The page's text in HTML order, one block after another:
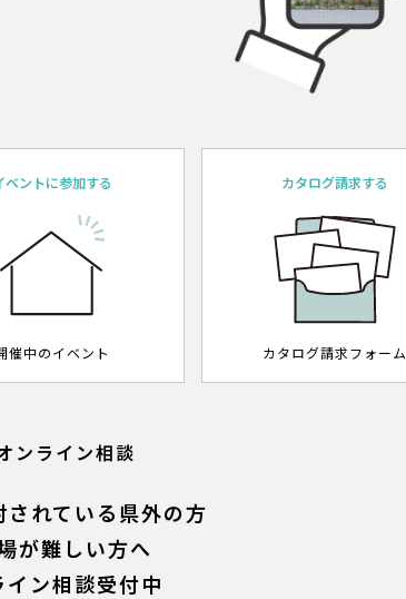
ベントに参加する
催中のイベント
カタログ請求する
カタログ請求フォーム
ンライン相談
されている県外の方
が難しい方へ
イン相談受付中